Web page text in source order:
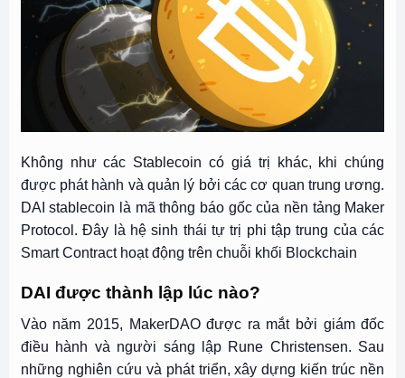
Không như các Stablecoin có giá trị khác, khi chúng
được phát hành và quản lý bởi các cơ quan trung ương.
DAI stablecoin là mã thông báo gốc của nền tảng Maker
Protocol. Đây là hệ sinh thái tự trị phi tập trung của các
Smart Contract hoạt động trên chuỗi khối Blockchain
DAI được thành lập lúc nào?
Vào năm 2015, MakerDAO được ra mắt bởi giám đốc
điều hành và người sáng lập Rune Christensen. Sau
những nghiên cứu và phát triển, xây dựng kiến trúc nền